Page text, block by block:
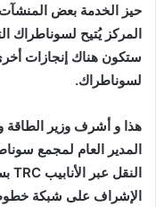
حيز الخدمة بعض
المركز يُتيح لسوناطراك
ستكون هناك إنجازات
لسوناطراك.
هذا و أشرف وزير الطاقة
المدير العام لمجمع
النقل عبر الأنابيب TRC
الإشراف على شبكة خطوط